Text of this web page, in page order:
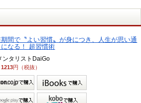
期間で〝よい習慣〟が身につき、人生が思い通
になる！ 超習慣術
ンタリストDaiGo
1213円（税抜）